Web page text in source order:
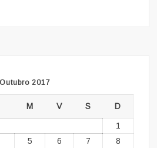
Outubro 2017
M V S D
1
5 6 7
8